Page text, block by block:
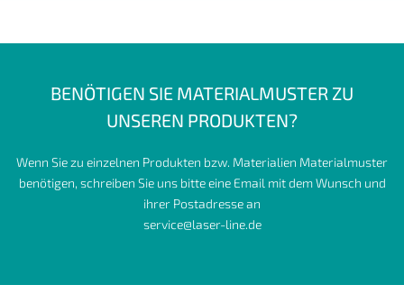
BENÖTIGEN SIE MATERIALMUSTER ZU
UNSEREN PRODUKTEN?
Wenn Sie zu einzelnen Produkten bzw. Materialien Materialmuster
benötigen, schreiben Sie uns bitte eine Email mit dem Wunsch und
ihrer Postadresse an
service@laser-line.de